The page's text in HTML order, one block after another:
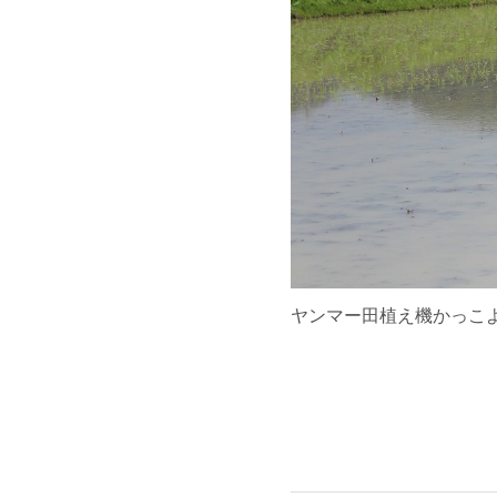
ヤンマー田植え機かっこ